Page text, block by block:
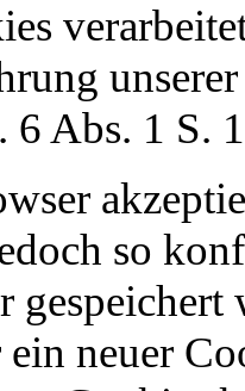
6 Abs. 1 S.
so
gespeichert
ein neuer